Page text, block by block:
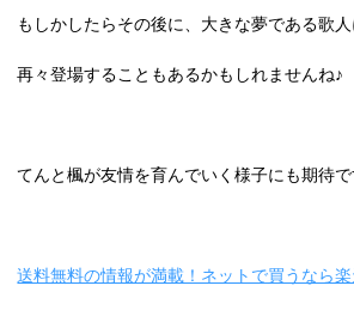
もしかしたらその後に、大きな夢である歌
再々登場することもあるかもしれませんね♪
てんと楓が友情を育んでいく様子にも期待で
送料無料の情報が満載！ネットで買うなら